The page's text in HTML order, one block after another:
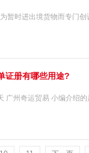
暂时进出境货物而专门
证册有哪些用途?
广州奇运贸易 小编介绍